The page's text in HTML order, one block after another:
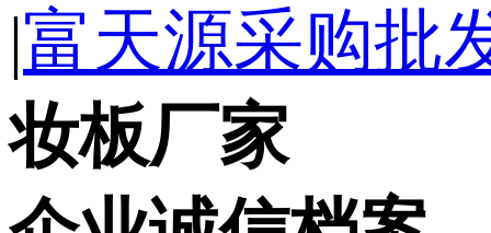
|富天源采购批
妆板厂家